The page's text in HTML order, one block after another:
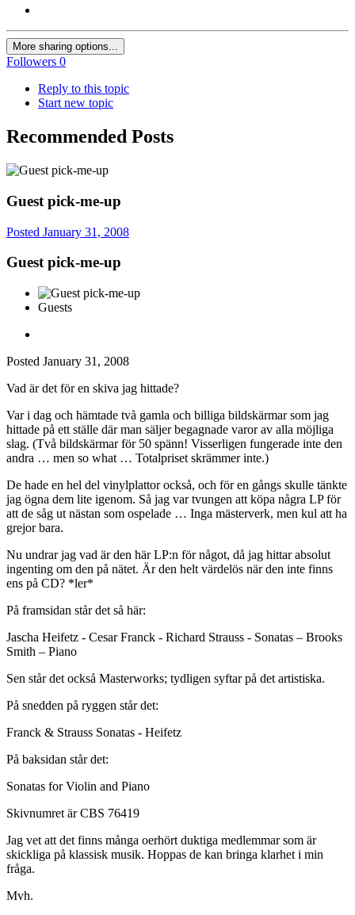
More sharing options...
Followers 0
Reply to this topic
Start new topic
Recommended Posts
Guest pick-me-up
Posted January 31, 2008
Guest pick-me-up
Guests
Posted January 31, 2008
Vad är det för en skiva jag hittade?
Var i dag och hämtade två gamla och billiga bildskärmar som jag
hittade på ett ställe där man säljer begagnade varor av alla möjliga
slag. (Två bildskärmar för 50 spänn! Visserligen fungerade inte den
andra … men so what … Totalpriset skrämmer inte.)
De hade en hel del vinylplattor också, och för en gångs skulle tänkte
jag ögna dem lite igenom. Så jag var tvungen att köpa några LP för
att de såg ut nästan som ospelade … Inga mästerverk, men kul att ha
grejor bara.
Nu undrar jag vad är den här LP:n för något, då jag hittar absolut
ingenting om den på nätet. Är den helt värdelös när den inte finns
ens på CD? *ler*
På framsidan står det så här:
Jascha Heifetz - Cesar Franck - Richard Strauss - Sonatas – Brooks
Smith – Piano
Sen står det också Masterworks; tydligen syftar på det artistiska.
På snedden på ryggen står det:
Franck & Strauss Sonatas - Heifetz
På baksidan står det:
Sonatas for Violin and Piano
Skivnumret är CBS 76419
Jag vet att det finns många oerhört duktiga medlemmar som är
skickliga på klassisk musik. Hoppas de kan bringa klarhet i min
fråga.
Mvh.